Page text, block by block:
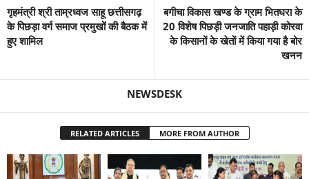
गृहमंत्री श्री ताम्रध्वज साहू छत्तीसगढ़
के पिछड़ा वर्ग समाज प्रमुखों की बैठक में
हुए शामिल
बगीचा विकास खण्ड के ग्राम भितघरा के
20 विशेष पिछड़ी जनजाति पहाड़ी कोरवा
के किसानों के खेतों में किया गया है बोर
खनन
NEWSDESK
RELATED ARTICLES MORE FROM AUTHOR